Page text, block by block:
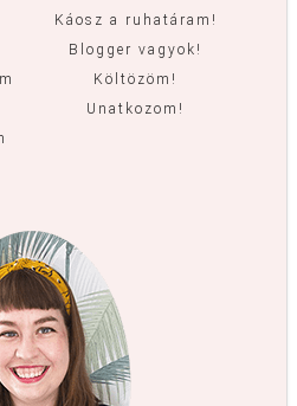
Káosz a ruhatáram!
Blogger vagyok!
Költözöm!
Unatkozom!